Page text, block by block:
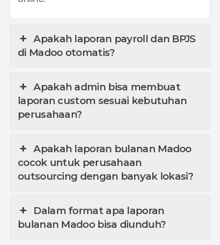
Apakah laporan payroll dan BPJS
di Madoo otomatis?
Apakah admin bisa membuat
laporan custom sesuai kebutuhan
perusahaan?
Apakah laporan bulanan Madoo
cocok untuk perusahaan
outsourcing dengan banyak lokasi?
Dalam format apa laporan
bulanan Madoo bisa diunduh?